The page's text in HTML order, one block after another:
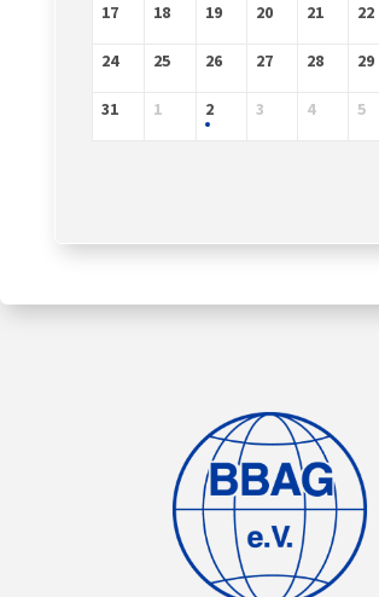
17 18 19 20 21 22
24 25 26 27 28 29
31 1 2 3 4 5